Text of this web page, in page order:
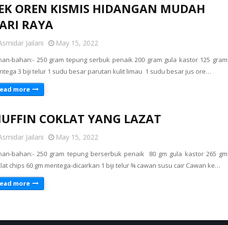
OREN KISMIS HIDANGAN MUDAH
RAYA
Jailani May 15, 2022
bahan:- 250 gram tepung serbuk penaik 200 gram gula kastor 125 gram
3 biji telur 1 sudu besar parutan kulit limau 1 sudu besar jus ore…
more
COKLAT YANG LAZAT
Jailani May 15, 2022
bahan:- 250 gram tepung berserbuk penaik 80 gm gula kastor 265 gm
chips 60 gm mentega-dicairkan 1 biji telur ¾ cawan susu cair Cawan ke…
more